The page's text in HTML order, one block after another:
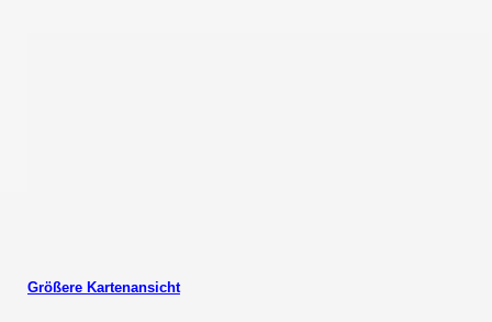
Größere Kartenansicht